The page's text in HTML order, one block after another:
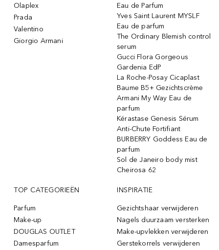
Olaplex
Prada
Valentino
Giorgio Armani
Eau de Parfum
Yves Saint Laurent MYSLF
Eau de parfum
The Ordinary Blemish control
serum
Gucci Flora Gorgeous
Gardenia EdP
La Roche-Posay Cicaplast
Baume B5+ Gezichtscrème
Armani My Way Eau de
parfum
Kérastase Genesis Sérum
Anti-Chute Fortifiant
BURBERRY Goddess Eau de
parfum
Sol de Janeiro body mist
Cheirosa 62
TOP CATEGORIEËN
Parfum
Make-up
DOUGLAS OUTLET
Damesparfum
INSPIRATIE
Gezichtshaar verwijderen
Nagels duurzaam versterken
Make-upvlekken verwijderen
Gerstekorrels verwijderen